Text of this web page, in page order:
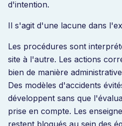
d'intention.
Il s'agit d'une lacune dans
Les procédures sont
site à l'autre. Les actions
bien de manière
Des modèles d'accidents
développent sans que
prise en compte. Les
restent bloqués au sein des